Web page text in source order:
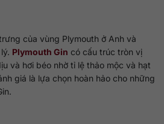
của vùng Plymouth ở Anh và
Plymouth Gin có cấu trúc tròn vị
và hơi béo nhờ tỉ lệ thảo mộc và hạt
giá là lựa chọn hoàn hảo cho những